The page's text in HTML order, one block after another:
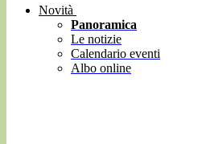
Novità
Panoramica
Le notizie
Calendario eventi
Albo online